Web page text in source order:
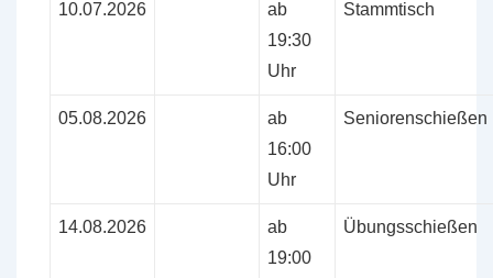
10.07.2026
ab
19:30
Uhr
Stammtisch
05.08.2026
ab
16:00
Uhr
Seniorenschießen
14.08.2026
ab
19:00
Übungsschießen